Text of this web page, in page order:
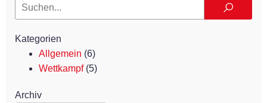
Kategorien
Allgemein (6)
Wettkampf(5)
Archiv